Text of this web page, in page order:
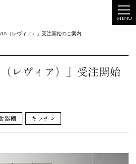
MENU
（レヴィア）」受注開始のご案内
レヴィア）」受注開始
器棚 キッチン